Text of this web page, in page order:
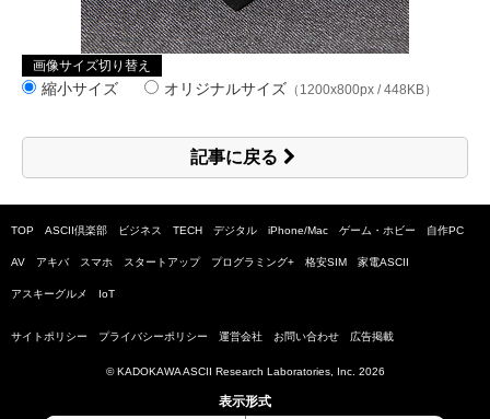
画像サイズ切り替え
縮小サイズ オリジナルサイズ （1200x800px / 448KB）
記事に戻る
TOP ASCII倶楽部 ビジネス TECH デジタル iPhone/Mac ゲーム・ホビー 自作PC
AV アキバ スマホ スタートアップ プログラミング+ 格安SIM 家電ASCII
アスキーグルメ IoT
サイトポリシー プライバシーポリシー 運営会社 お問い合わせ 広告掲載
© KADOKAWA ASCII Research Laboratories, Inc. 2026
表示形式